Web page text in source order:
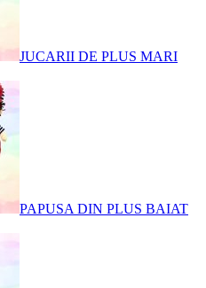
JUCARII DE PLUS MARI
PAPUSA DIN PLUS BAIAT